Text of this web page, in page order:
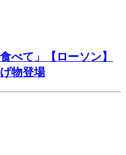
べて」【ローソン】
物登場